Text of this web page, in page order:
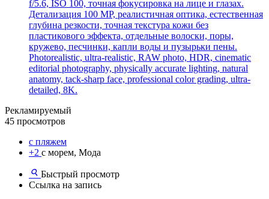
f/5.6, ISO 100, точная фокусировка на лице и глазах.
Детализация 100 MP, реалистичная оптика, естественная
глубина резкости, точная текстура кожи без
пластикового эффекта, отдельные волоски, поры,
кружево, песчинки, капли воды и пузырьки пены.
Photorealistic, ultra-realistic, RAW photo, HDR, cinematic
editorial photography, physically accurate lighting, natural
anatomy, tack-sharp face, professional color grading, ultra-
detailed, 8K.
Рекламируемый
45 просмотров
с пляжем
+2 с морем, Мода
Быстрый просмотр
Ссылка на запись